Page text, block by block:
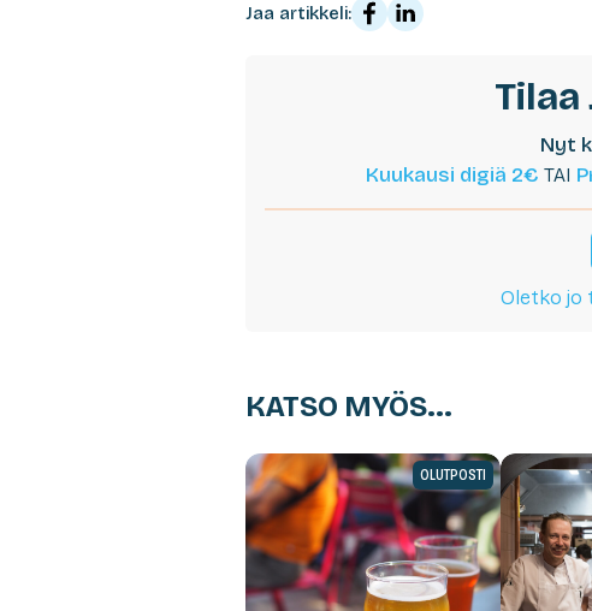
Jaa artikkeli:
Nyt
Kuukausi digiä 2€ TAI
Oletko jo
KATSO MYÖS...
OLUTPOSTI